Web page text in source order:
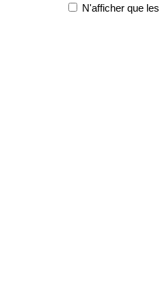
N'afficher que